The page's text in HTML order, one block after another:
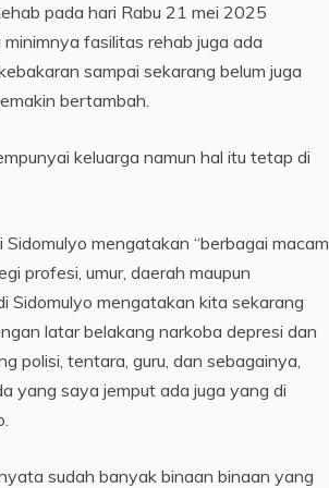
pada hari Rabu 21 mei 2025
fasilitas rehab juga ada
sampai sekarang belum juga
bertambah.
keluarga namun hal itu tetap di
mengatakan “berbagai macam
profesi, umur, daerah maupun
Sidomulyo mengatakan kita sekarang
latar belakang narkoba depresi dan
polisi, tentara, guru, dan sebagainya,
yang saya jemput ada juga yang di
sudah banyak binaan binaan yang